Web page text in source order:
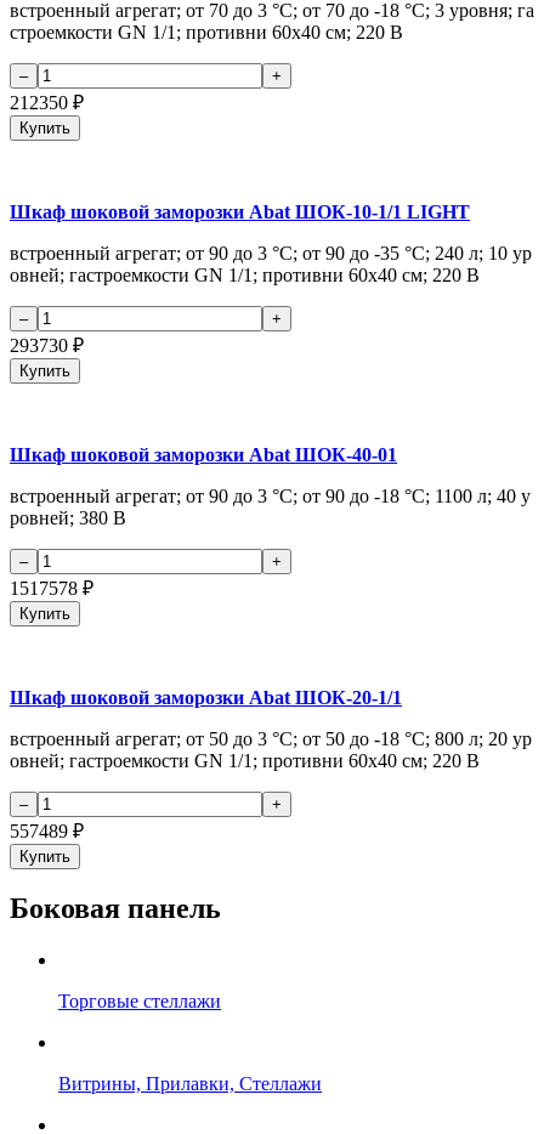
встроенный агрегат; от 70 до 3 °С; от 70 до -18 °С; 3 уровня; га
строемкости GN 1/1; противни 60х40 см; 220 В
212350 ₽
Купить
Шкаф шоковой заморозки Abat ШОК-10-1/1 LIGHT
встроенный агрегат; от 90 до 3 °С; от 90 до -35 °С; 240 л; 10 ур
овней; гастроемкости GN 1/1; противни 60х40 см; 220 В
293730 ₽
Купить
Шкаф шоковой заморозки Abat ШОК-40-01
встроенный агрегат; от 90 до 3 °С; от 90 до -18 °С; 1100 л; 40 у
ровней; 380 В
1517578 ₽
Купить
Шкаф шоковой заморозки Abat ШОК-20-1/1
встроенный агрегат; от 50 до 3 °С; от 50 до -18 °С; 800 л; 20 ур
овней; гастроемкости GN 1/1; противни 60х40 см; 220 В
557489 ₽
Купить
Боковая панель
Торговые стеллажи
Витрины, Прилавки, Стеллажи